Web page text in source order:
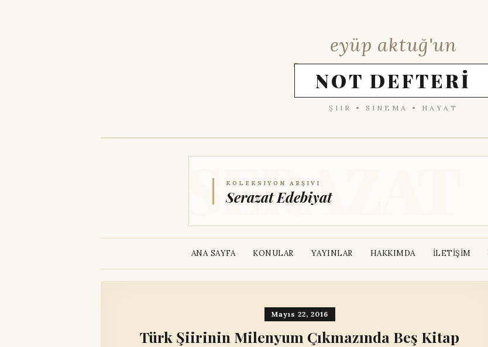
eyüp aktuğ'un
NOT DEFTERİ
ŞIIR • SINEMA • HAYAT
KOLEKSIYON ARŞIVI
Serazat Edebiyat
ANA SAYFA KONULAR YAYINLAR HAKKIMDA İLETİŞİM
Mayıs 22, 2016
Türk Şiirinin Milenyum Çıkmazında Beş Kitap